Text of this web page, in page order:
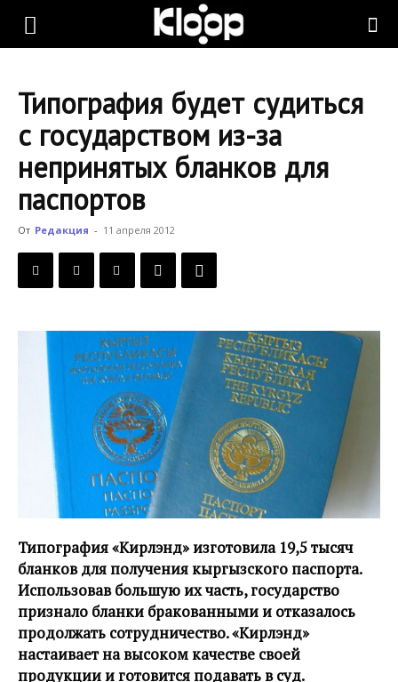
KLOOP.KG
Новости
Кыргызстана
Типография будет судиться
с государством из-за
непринятых бланков для
паспортов
От Редакция - 11 апреля 2012
Типография «Кирлэнд» изготовила 19,5 тысяч
бланков для получения кыргызского паспорта.
Использовав большую их часть, государство
признало бланки бракованными и отказалось
продолжать сотрудничество. «Кирлэнд»
настаивает на высоком качестве своей
продукции и готовится подавать в суд.